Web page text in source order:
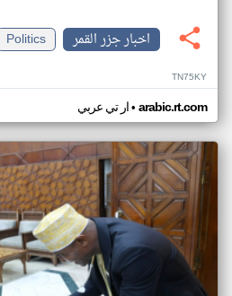
اخبار جزر القمر
Politics
TN75KY
ار تي عربي• arabic.rt.com